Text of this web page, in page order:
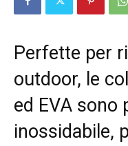
Perfette per
outdoor, le
ed EVA sono
inossidabile,